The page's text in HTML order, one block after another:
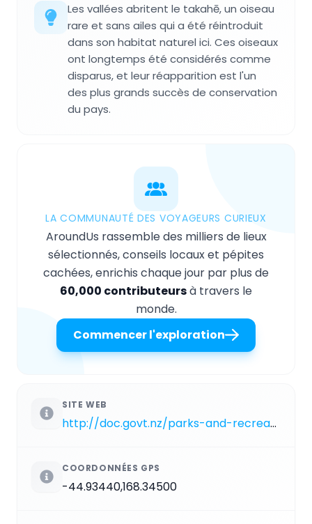
Les vallées abritent le takahē, un oiseau
rare et sans ailes qui a été réintroduit
dans son habitat naturel ici. Ces oiseaux
ont longtemps été considérés comme
disparus, et leur réapparition est l'un
des plus grands succès de conservation
du pays.
LA COMMUNAUTÉ DES VOYAGEURS CURIEUX
AroundUs rassemble des milliers de lieux
sélectionnés, conseils locaux et pépites
cachées, enrichis chaque jour par plus de
60,000 contributeursà travers le
monde.
Commencer l'exploration
SITE WEB
http://doc.govt.nz/parks-and-recreation/places-to-go/otago/places/greenstone-and-caples-conservation-areas/things-to-do/greenstone-and-caples-tracks
COORDONNÉES GPS
-44.93440,168.34500